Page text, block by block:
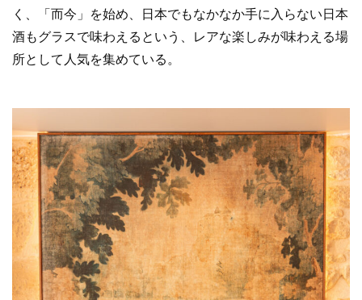
く、「而今」を始め、日本でもなかなか手に入らない日本
酒もグラスで味わえるという、レアな楽しみが味わえる場
所として人気を集めている。